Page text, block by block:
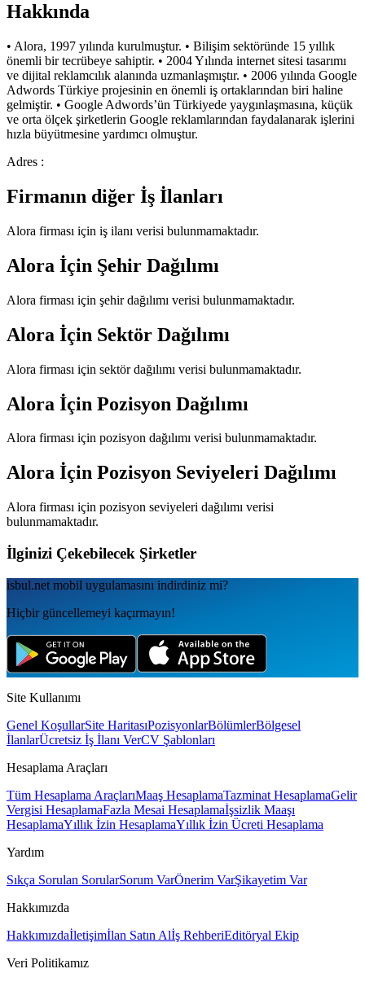
Hakkında
• Alora, 1997 yılında kurulmuştur. • Bilişim sektöründe 15 yıllık
önemli bir tecrübeye sahiptir. • 2004 Yılında internet sitesi tasarımı
ve dijital reklamcılık alanında uzmanlaşmıştır. • 2006 yılında Google
Adwords Türkiye projesinin en önemli iş ortaklarından biri haline
gelmiştir. • Google Adwords’ün Türkiyede yaygınlaşmasına, küçük
ve orta ölçek şirketlerin Google reklamlarından faydalanarak işlerini
hızla büyütmesine yardımcı olmuştur.
Adres :
Firmanın diğer İş İlanları
Alora firması için iş ilanı verisi bulunmamaktadır.
Alora İçin Şehir Dağılımı
Alora firması için şehir dağılımı verisi bulunmamaktadır.
Alora İçin Sektör Dağılımı
Alora firması için sektör dağılımı verisi bulunmamaktadır.
Alora İçin Pozisyon Dağılımı
Alora firması için pozisyon dağılımı verisi bulunmamaktadır.
Alora İçin Pozisyon Seviyeleri Dağılımı
Alora firması için pozisyon seviyeleri dağılımı verisi
bulunmamaktadır.
İlginizi Çekebilecek Şirketler
isbul.net mobil uygulamаsını indirdiniz mi?
Hiçbir güncellemeyi kaçırmayın!
Site Kullanımı
Genel KoşullarSite HaritasıPozisyonlarBölümlerBölgesel
İlanlarÜcretsiz İş İlanı VerCV Şablonları
Hesaplama Araçları
Tüm Hesaplama AraçlarıMaaş HesaplamaTazminat HesaplamaGelir
Vergisi HesaplamaFazla Mesai Hesaplamaİşsizlik Maaşı
HesaplamaYıllık İzin HesaplamaYıllık İzin Ücreti Hesaplama
Yardım
Sıkça Sorulan SorularSorum VarÖnerim VarŞikayetim Var
Hakkımızda
Hakkımızdaİletişimİlan Satın Alİş RehberiEditöryal Ekip
Veri Politikamız